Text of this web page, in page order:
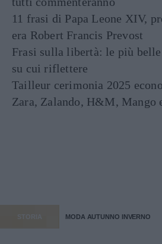
11 frasi di Papa Leone XIV,
era Robert Francis Prevost
Frasi sulla libertà: le più
su cui riflettere
Tailleur cerimonia 2025
Zara, Zalando, H&M, Mango
STORIA MODA AUTUNNO INVERNO